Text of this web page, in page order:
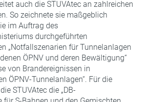
auch die STUVAtec an zahlreichen
So zeichnete sie maßgeblich
im Auftrag des
durchgeführten
„Notfallszenarien für Tunnelanlagen
ÖPNV und deren Bewältigung“
von Brandereignissen in
ÖPNV-Tunnelanlagen“. Für die
STUVAtec die „DB-